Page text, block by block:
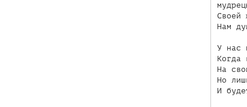
Своей
Нам
У нас
Когда
На
Но
И